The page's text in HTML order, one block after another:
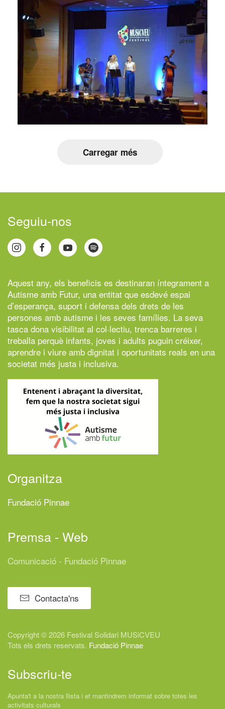
Carregar més
Seguiu-nos
Aquest any, els beneficis es destinaran íntegrament a
Autisme amb Futur, una entitat que esdevé espai
d’esperança, suport i defensa dels drets de les
persones amb autisme i les seves famílies. La seva
tasca dona visibilitat al col·lectiu, trenca barreres i
treballa perquè infants, joves i adults puguin créixer,
aprendre i viure amb dignitat i oportunitats reals en una
societat més justa i inclusiva.
Organitza
Fundació Pinnae
Premsa - Web
Comunicació - Fundació Pinnae
Contacta'ns
Copyright © 2026 Festival Solidari MUSiCVEU
Tots els drets reservats. Fundació Pinnae
Subscriu-te
Apunta't a la nostra llista i et mantindrem informat sobre totes les
activitats culturals